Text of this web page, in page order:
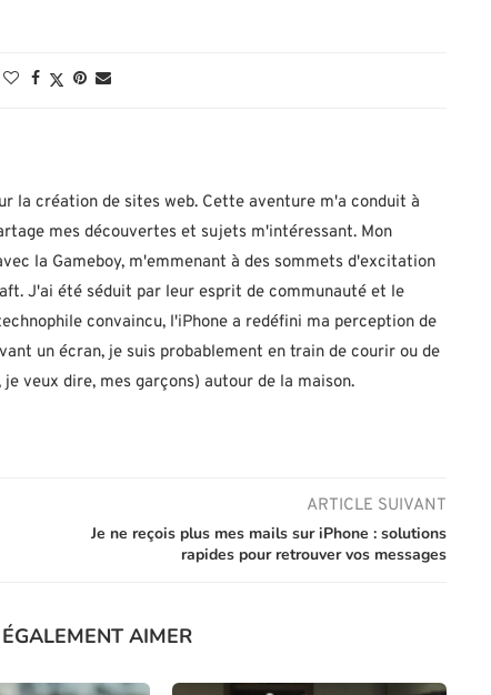
la création de sites web. Cette aventure m'a conduit à
mes découvertes et sujets m'intéressant. Mon
la Gameboy, m'emmenant à des sommets d'excitation
J'ai été séduit par leur esprit de communauté et le
convaincu, l'iPhone a redéfini ma perception de
un écran, je suis probablement en train de courir ou de
veux dire, mes garçons) autour de la maison.
ARTICLE SUIVANT
Je ne reçois plus mes mails sur iPhone : solutions
rapides pour retrouver vos messages
AIMER